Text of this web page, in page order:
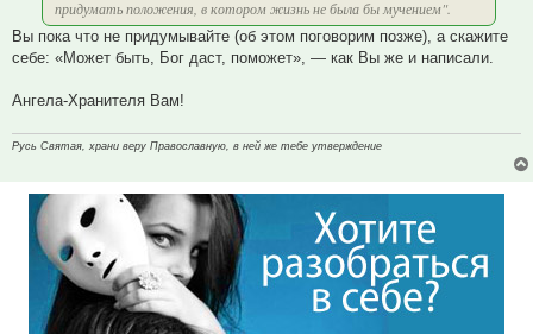
придумать положения, в котором жизнь не была бы мучением".
Вы пока что не придумывайте (об этом поговорим позже), а скажите
себе: «Может быть, Бог даст, поможет», — как Вы же и написали.
Ангела-Хранителя Вам!
Русь Святая, храни веру Православную, в ней же тебе утверждение